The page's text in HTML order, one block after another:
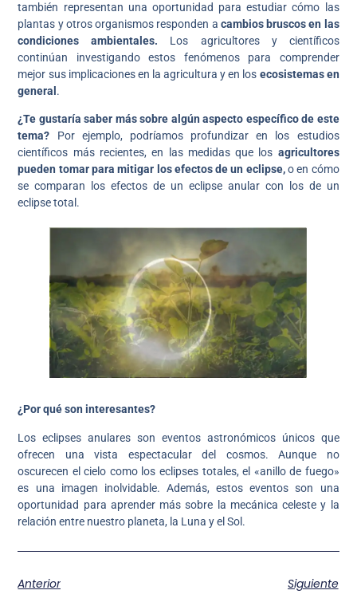
también representan una oportunidad para estudiar cómo las
plantas y otros organismos responden a cambios bruscos en las
condiciones ambientales. Los agricultores y científicos
continúan investigando estos fenómenos para comprender
mejor sus implicaciones en la agricultura y en los ecosistemas en
general .
¿Te gustaría saber más sobre algún aspecto específico de este
tema? Por ejemplo, podríamos profundizar en los estudios
científicos más recientes, en las medidas que los agricultores
pueden tomar para mitigar los efectos de un eclipse,o en cómo
se comparan los efectos de un eclipse anular con los de un
eclipse total.
¿Por qué son interesantes?
Los eclipses anulares son eventos astronómicos únicos que
ofrecen una vista espectacular del cosmos. Aunque no
oscurecen el cielo como los eclipses totales, el «anillo de fuego»
es una imagen inolvidable. Además, estos eventos son una
oportunidad para aprender más sobre la mecánica celeste y la
relación entre nuestro planeta, la Luna y el Sol.
Anterior Siguiente